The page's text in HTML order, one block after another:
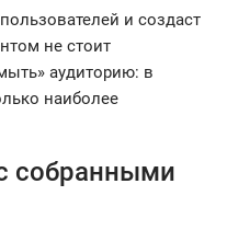
и создаст
не стоит
аудиторию: в
наиболее
собранными